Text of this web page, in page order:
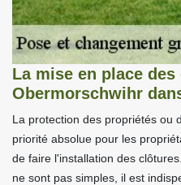
La mise en place
Obermorschwihr
La protection des propriétés ou
priorité absolue pour les
de faire l'installation des
ne sont pas simples, il est